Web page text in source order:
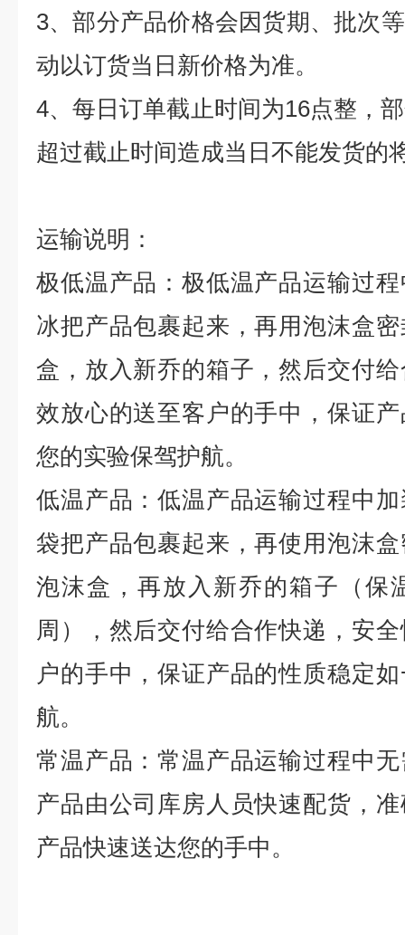
3、部分产品价格会因货期、批次
动以订货当日新价格为准。
4、每日订单截止时间为16点整，
超过截止时间造成当日不能发货的
运输说明：
极低温产品：极低温产品运输过
冰把产品包裹起来，再用泡沫盒
盒，放入新乔的箱子，然后交付
效放心的送至客户的手中，保证
您的实验保驾护航。
低温产品：低温产品运输过程中
袋把产品包裹起来，再使用泡沫
泡沫盒，再放入新乔的箱子（保
周），然后交付给合作快递，安
户的手中，保证产品的性质稳定
航。
常温产品：常温产品运输过程中
产品由公司库房人员快速配货，
产品快速送达您的手中。